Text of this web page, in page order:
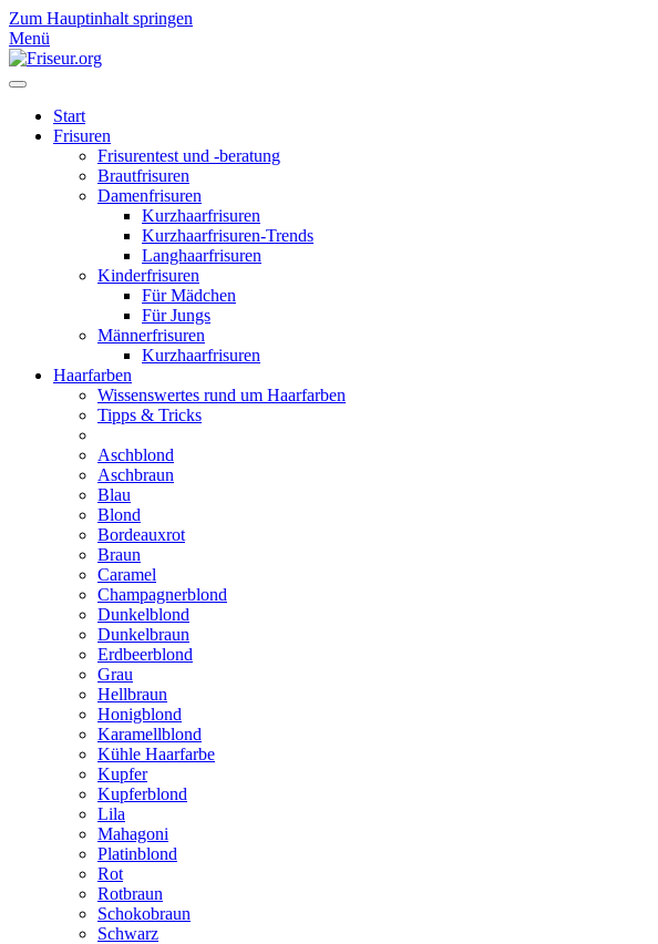
Zum Hauptinhalt springen
Menü
Start
Frisuren
Frisurentest und -beratung
Brautfrisuren
Damenfrisuren
Kurzhaarfrisuren
Kurzhaarfrisuren-Trends
Langhaarfrisuren
Kinderfrisuren
Für Mädchen
Für Jungs
Männerfrisuren
Kurzhaarfrisuren
Haarfarben
Wissenswertes rund um Haarfarben
Tipps & Tricks
Aschblond
Aschbraun
Blau
Blond
Bordeauxrot
Braun
Caramel
Champagnerblond
Dunkelblond
Dunkelbraun
Erdbeerblond
Grau
Hellbraun
Honigblond
Karamellblond
Kühle Haarfarbe
Kupfer
Kupferblond
Lila
Mahagoni
Platinblond
Rot
Rotbraun
Schokobraun
Schwarz